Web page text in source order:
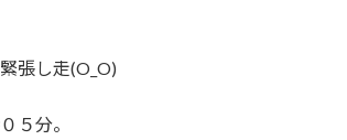
張し走(O_O)
５分。